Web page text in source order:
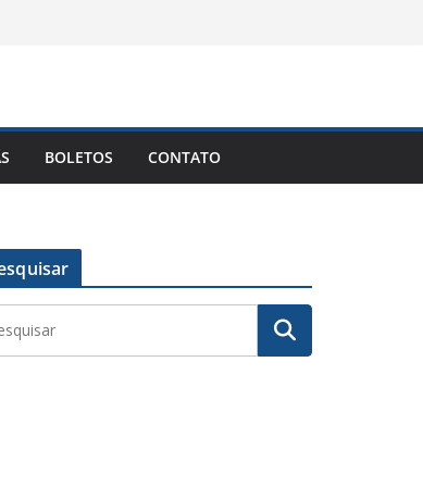
BOLETOS CONTATO